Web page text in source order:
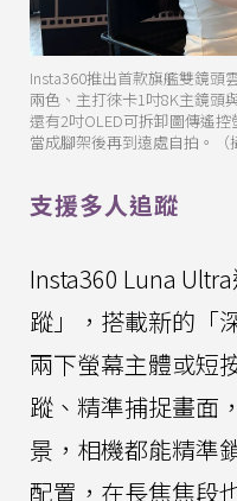
Insta360推出首款旗艦雙鏡頭
兩色、主打徠卡1吋8K主鏡頭
還有2吋OLED可拆卸圖傳遙
當成腳架後再到遠處自拍。（
支援多人追蹤
Insta360 Luna
蹤」，搭載新的「
兩下螢幕主體或短
蹤、精準捕捉畫面
景，相機都能精準
配置，在長焦焦段